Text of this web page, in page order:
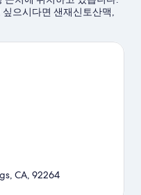
3,634
개
으시다면 샌재신토산맥,
. 인기 명소인 무어튼 식물
노도 놓치지 마세요. 일정
CA, 92264